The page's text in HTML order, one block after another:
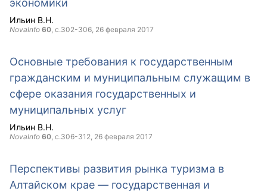
экономики
Ильин В.Н.
NovaInfo 60, с.302-306, 26 февраля 2017
Основные требования к государственным
гражданским и муниципальным служащим в
сфере оказания государственных и
муниципальных услуг
Ильин В.Н.
NovaInfo 60, с.306-312, 26 февраля 2017
Перспективы развития рынка туризма в
Алтайском крае — государственная и